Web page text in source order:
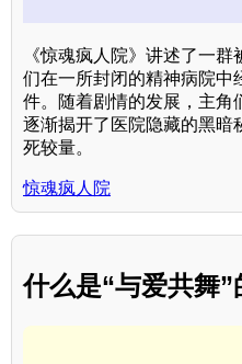
《惊魂疯人院》讲述了一
们在一所封闭的精神病院中
件。随着剧情的发展，主角
逐渐揭开了医院隐藏的黑暗
死较量。
惊魂疯人院
什么是“与爱共舞”